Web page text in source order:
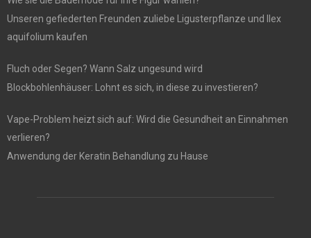
Unseren gefiederten Freunden zuliebe Ligusterpflanze und Ilex
aquifolium kaufen
Fluch oder Segen? Wann Salz ungesund wird
Blockbohlenhäuser: Lohnt es sich, in diese zu investieren?
Vape-Problem heizt sich auf: Wird die Gesundheit an Einnahmen
verlieren?
Anwendung der Keratin Behandlung zu Hause